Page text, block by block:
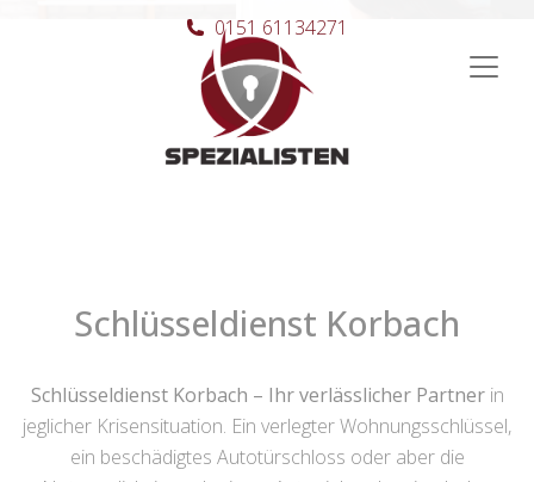
Hauptnavigation
0151 61134271
Schlüsseldienst Korbach
Schlüsseldienst Korbach – Ihr verlässlicher Partnerin
jeglicher Krisensituation. Ein verlegter Wohnungsschlüssel,
ein beschädigtes Autotürschloss oder aber die